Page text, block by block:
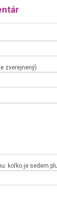
zverejnený)
koľko je sedem